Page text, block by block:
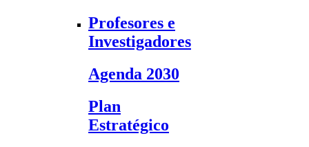
Profesores e
Investigadores
Agenda 2030
Plan
Estratégico